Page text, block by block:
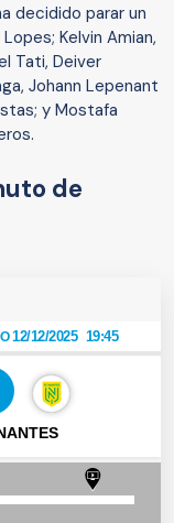
decidido parar un
Kelvin Amian,
Tati, Deiver
Johann Lepenant
y Mostafa
de